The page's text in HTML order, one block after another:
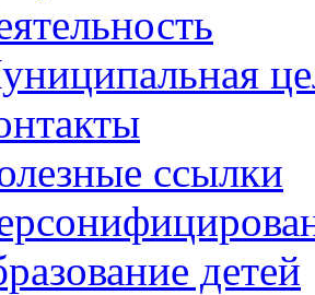
ссылки
детей